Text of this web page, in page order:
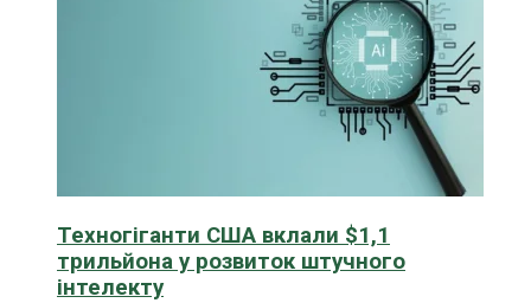
Техногіганти США вклали $1,1
трильйона у розвиток штучного
інтелекту